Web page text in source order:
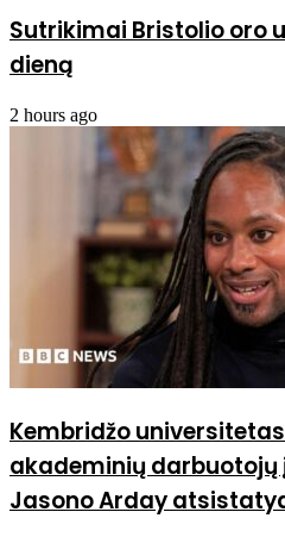
Sutrikimai Bristolio oro
dieną
2 hours ago
Kembridžo
akademinių
Jasono Arday